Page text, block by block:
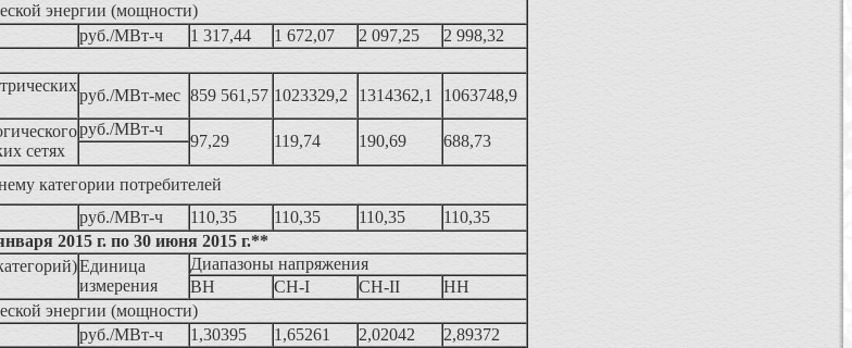
энергии (мощности)
руб./МВт-ч 1 317,44 1 672,07 2 097,25
2 998,32
руб./МВт-мес 859 561,57 1023329,2 1314362,1 1063748,9
сетях
руб./МВт-ч
97,29 119,74 190,69 688,73
категории потребителей
руб./МВт-ч 110,35 110,35 110,35
110,35
2015 г. по 30 июня 2015 г.**
Единица
измерения
Диапазоны напряжения
ВН
СН-I СН-II
НН
энергии (мощности)
руб./МВт-ч 1,30395 1,65261 2,02042
2,89372